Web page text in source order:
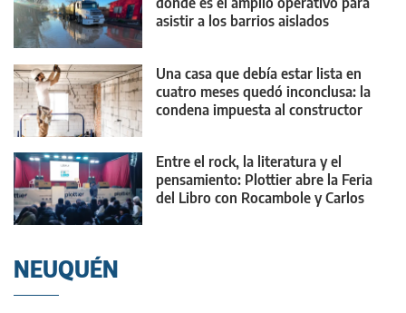
asistir a los barrios aislados
Una casa que debía estar lista en
cuatro meses quedó inconclusa: la
condena impuesta al constructor
Entre el rock, la literatura y el
pensamiento: Plottier abre la Feria
del Libro con Rocambole y Carlos
NEUQUÉN